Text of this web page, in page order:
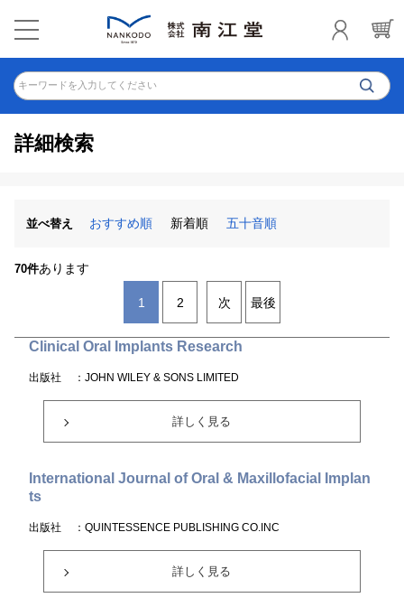
キーワードを入力してください
詳細検索
並べ替え おすすめ順 新着順 五十音順
70件あります
1 2 次 最後
Clinical Oral Implants Research
出版社 ：JOHN WILEY & SONS LIMITED
詳しく見る
International Journal of Oral & Maxillofacial Implan
ts
出版社 ：QUINTESSENCE PUBLISHING CO.INC
詳しく見る